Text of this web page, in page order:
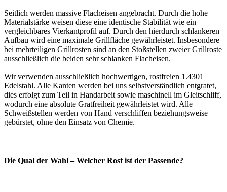
Seitlich werden massive Flacheisen angebracht. Durch die hohe
Materialstärke weisen diese eine identische Stabilität wie ein
vergleichbares Vierkantprofil auf. Durch den hierdurch schlankeren
Aufbau wird eine maximale Grillfläche gewährleistet. Insbesondere
bei mehrteiligen Grillrosten sind an den Stoßstellen zweier Grillroste
ausschließlich die beiden sehr schlanken Flacheisen.
Wir verwenden ausschließlich hochwertigen, rostfreien 1.4301
Edelstahl. Alle Kanten werden bei uns selbstverständlich entgratet,
dies erfolgt zum Teil in Handarbeit sowie maschinell im Gleitschliff,
wodurch eine absolute Gratfreiheit gewährleistet wird. Alle
Schweißstellen werden von Hand verschliffen beziehungsweise
gebürstet, ohne den Einsatz von Chemie.
Die Qual der Wahl – Welcher Rost ist der Passende?